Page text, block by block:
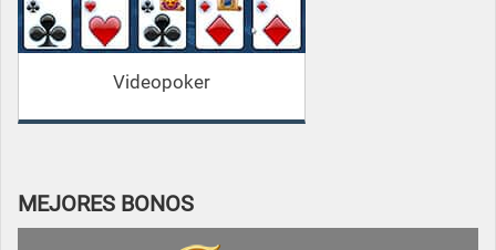
Videopoker
MEJORES BONOS